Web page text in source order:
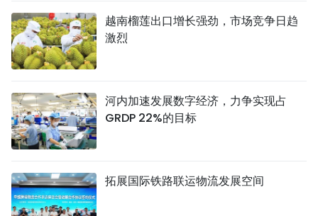
越南榴莲出口增长强劲，市场竞争日趋
激烈
河内加速发展数字经济，力争实现占
GRDP 22%的目标
拓展国际铁路联运物流发展空间